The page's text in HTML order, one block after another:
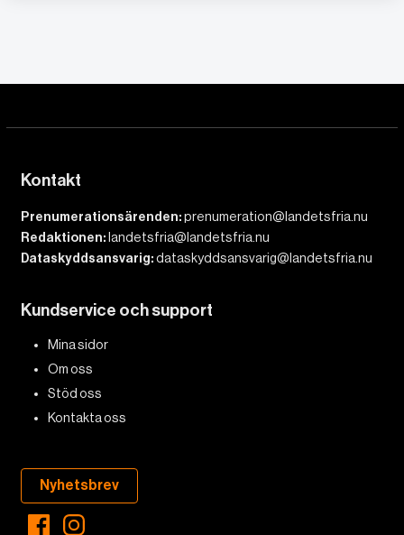
Kontakt
Prenumerationsärenden:prenumeration@landetsfria.nu
Redaktionen: landetsfria@landetsfria.nu
Dataskyddsansvarig:dataskyddsansvarig@landetsfria.nu
Kundservice och support
Mina sidor
Om oss
Stöd oss
Kontakta oss
Nyhetsbrev